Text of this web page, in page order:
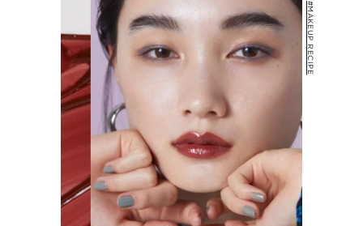
#MAKEUP RECIPE